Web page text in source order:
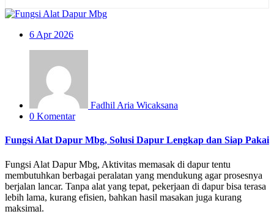
6 Apr 2026
Fadhil Aria Wicaksana
0 Komentar
Fungsi Alat Dapur Mbg, Solusi Dapur Lengkap dan Siap Pakai
Fungsi Alat Dapur Mbg, Aktivitas memasak di dapur tentu
membutuhkan berbagai peralatan yang mendukung agar prosesnya
berjalan lancar. Tanpa alat yang tepat, pekerjaan di dapur bisa terasa
lebih lama, kurang efisien, bahkan hasil masakan juga kurang
maksimal.